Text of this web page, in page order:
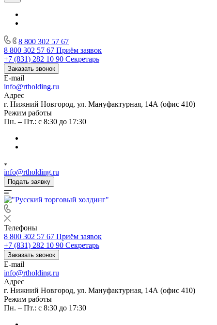
8 800 302 57 67
8 800 302 57 67 Приём заявок
+7 (831) 282 10 90 Секретарь
Заказать звонок
E-mail
info@rtholding.ru
Адрес
г. Нижний Новгород, ул. Мануфактурная, 14А (офис 410)
Режим работы
Пн. – Пт.: с 8:30 до 17:30
info@rtholding.ru
Подать заявку
Телефоны
8 800 302 57 67 Приём заявок
+7 (831) 282 10 90 Секретарь
Заказать звонок
E-mail
info@rtholding.ru
Адрес
г. Нижний Новгород, ул. Мануфактурная, 14А (офис 410)
Режим работы
Пн. – Пт.: с 8:30 до 17:30